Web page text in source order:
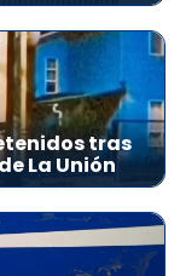
tras
La Unión